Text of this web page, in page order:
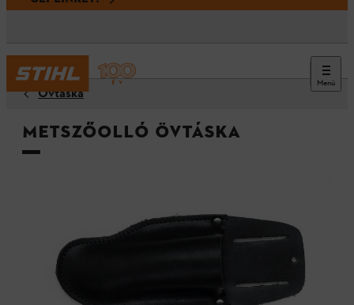
Menü
Övtáska
Metszőolló övtáska